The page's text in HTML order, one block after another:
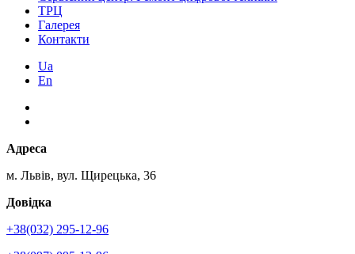
ТРЦ
Галерея
Контакти
Ua
En
Адреса
м. Львів, вул. Щирецька, 36
Довідка
+38(032) 295-12-96